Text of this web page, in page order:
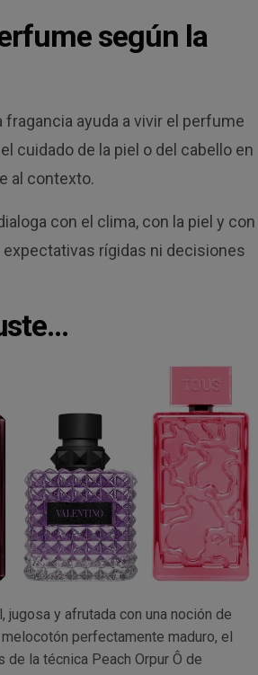
según la
ayuda a vivir el perfume
cuidado de la piel o del cabello en
al contexto.
con el clima, con la piel y con
rígidas ni decisiones
jugosa y afrutada con una noción de
perfectamente maduro, el
la técnica Peach Orpur Ô de